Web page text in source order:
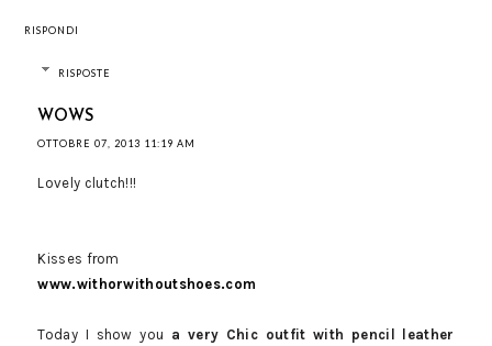
RISPONDI
RISPOSTE
WOWS
OTTOBRE 07, 2013 11:19 AM
Lovely clutch!!!
Kisses from
www.withorwithoutshoes.com
Today I show you a very Chic outfit with pencil leather